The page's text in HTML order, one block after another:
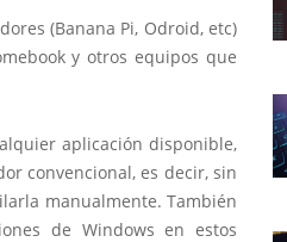
(Banana Pi, Odroid, etc)
y otros equipos que
aplicación disponible,
convencional, es decir, sin
manualmente. También
de Windows en estos